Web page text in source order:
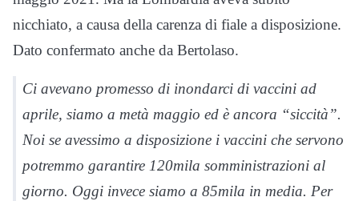
nicchiato, a causa della carenza di fiale a disposizione.
Dato confermato anche da Bertolaso.
Ci avevano promesso di inondarci di vaccini ad
aprile, siamo a metà maggio ed è ancora “siccità”.
Noi se avessimo a disposizione i vaccini che servono
potremmo garantire 120mila somministrazioni al
giorno. Oggi invece siamo a 85mila in media. Per